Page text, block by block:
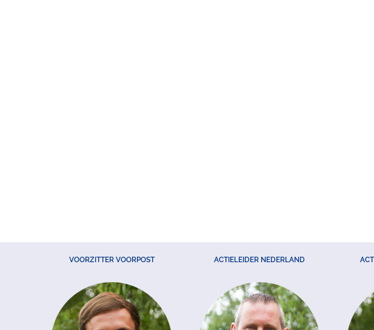
VOORZITTER VOORPOST ACTIELEIDER NEDERLAND